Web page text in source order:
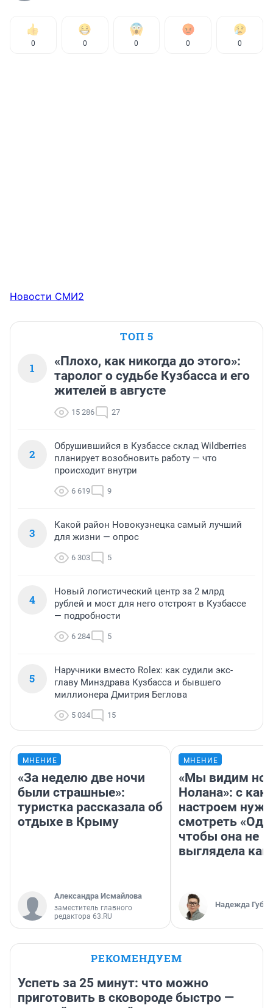
0 0 0 0 0
Новости СМИ2
ТОП 5
1
«Плохо, как никогда до этого»:
таролог о судьбе Кузбасса и его
жителей в августе
15 286 27
2
Обрушившийся в Кузбассе склад Wildberries
планирует возобновить работу — что
происходит внутри
6 619 9
3
Какой район Новокузнецка самый лучший
для жизни — опрос
6 303 5
4
Новый логистический центр за 2 млрд
рублей и мост для него отстроят в Кузбассе
— подробности
6 284 5
5
Наручники вместо Rolex: как судили экс-
главу Минздрава Кузбасса и бывшего
миллионера Дмитрия Беглова
5 034 15
МНЕНИЕ
«За неделю две ночи
были страшные»:
туристка рассказала об
отдыхе в Крыму
Александра Исмайлова
заместитель главного
редактора 63.RU
МНЕНИЕ
«Мы видим
Нолана»: с
настроем
смотреть
чтобы она не
выглядела как
Надежда
РЕКОМЕНДУЕМ
Успеть за 25 минут: что можно
приготовить в сковороде быстро —